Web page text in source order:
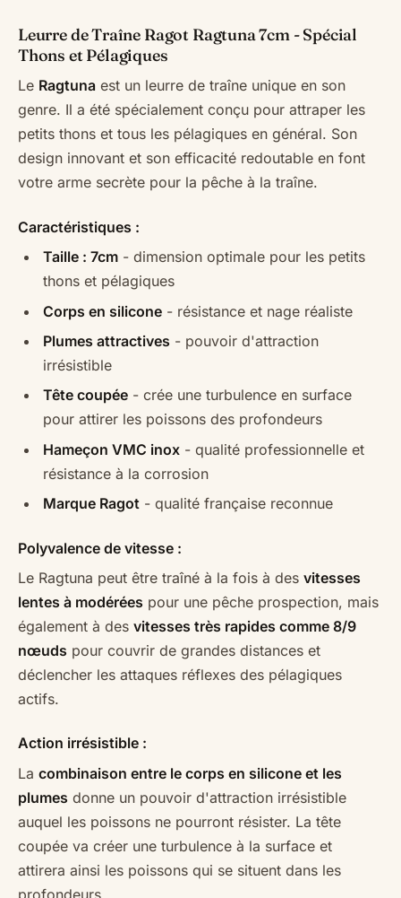
Leurre de Traîne Ragot Ragtuna 7cm - Spécial
Thons et Pélagiques
Le Ragtuna est un leurre de traîne unique en son
genre. Il a été spécialement conçu pour attraper les
petits thons et tous les pélagiques en général. Son
design innovant et son efficacité redoutable en font
votre arme secrète pour la pêche à la traîne.
Caractéristiques :
Taille : 7cm - dimension optimale pour les petits
thons et pélagiques
Corps en silicone - résistance et nage réaliste
Plumes attractives - pouvoir d'attraction
irrésistible
Tête coupée - crée une turbulence en surface
pour attirer les poissons des profondeurs
Hameçon VMC inox - qualité professionnelle et
résistance à la corrosion
Marque Ragot - qualité française reconnue
Polyvalence de vitesse :
Le Ragtuna peut être traîné à la fois à des vitesses
lentes à modérées pour une pêche prospection, mais
également à des vitesses très rapides comme 8/9
nœuds pour couvrir de grandes distances et
déclencher les attaques réflexes des pélagiques
actifs.
Action irrésistible :
La combinaison entre le corps en silicone et les
plumes donne un pouvoir d'attraction irrésistible
auquel les poissons ne pourront résister. La tête
coupée va créer une turbulence à la surface et
attirera ainsi les poissons qui se situent dans les
profondeurs.